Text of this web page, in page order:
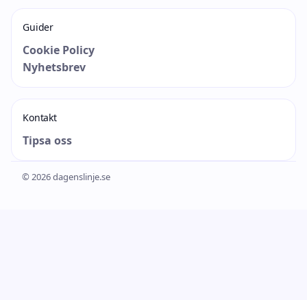
Guider
Cookie Policy
Nyhetsbrev
Kontakt
Tipsa oss
© 2026 dagenslinje.se